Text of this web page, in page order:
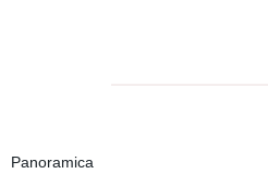
Panoramica